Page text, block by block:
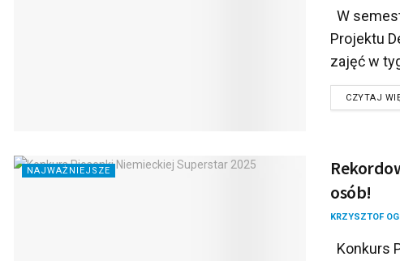
W
Projektu
zajęć w
CZYTAJ
NAJWAŻNIEJSZE
osób!
KRZYSZTOF
Konkurs